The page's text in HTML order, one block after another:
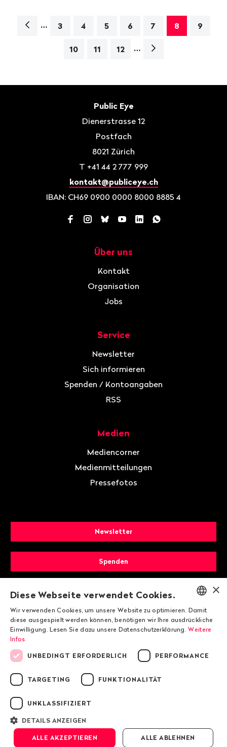
Navigation
… 3 4 5 6 7 8 9
10 11 12 …
Nächste
Public Eye
Dienerstrasse 12
Postfach
8021 Zürich
T +41 44 2 777 999
kontakt@publiceye.ch
IBAN: CH69 0900 0000 8000 8885 4
Facebook
Instagram
BlueskyYouTube
LinkedInWhatsApp
Über uns
Kontakt
Organisation
Jobs
Service
Newsletter
Sich informieren
Spenden / Kontoangaben
RSS
Medien
Mediencorner
Medienmitteilungen
Pressefotos
Newsletter
Spenden
Mitglied werden
© 2026 Public Eye
Datenschutzrichtlinie von Public Eye
ENGLISH
DEUTSCH
×
Diese Webseite verwendet Cookies.
Wir verwenden Cookies, um unsere Website zu optimieren. Damit
diese ausgespielt werden können, benötigen wir Ihre ausdrückliche
Einwilligung. Lesen Sie dazu unsere Datenschutzerklärung. Weitere
Infos
UNBEDINGT ERFORDERLICH PERFORMANCE
TARGETING FUNKTIONALITÄT
UNKLASSIFIZIERT
DETAILS ANZEIGEN
ALLE AKZEPTIEREN ALLE ABLEHNEN